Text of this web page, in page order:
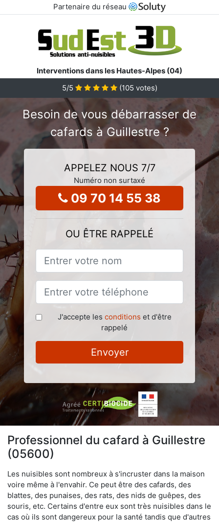
Partenaire du réseau
Interventions dans les Hautes-Alpes (04)
5/5 (105 votes)
Besoin de vous débarrasser de
cafards à Guillestre ?
APPELEZ NOUS 7/7
Numéro non surtaxé
09 70 14 55 38
OU ÊTRE RAPPELÉ
J'accepte les conditions et d'être
rappelé
Envoyer
Professionnel du cafard à Guillestre
(05600)
Les nuisibles sont nombreux à s'incruster dans la maison
voire même à l'envahir. Ce peut être des cafards, des
blattes, des punaises, des rats, des nids de guêpes, des
souris, etc. Certains d'entre eux sont très nuisibles dans le
cas où ils sont dangereux pour la santé tandis que d'autres